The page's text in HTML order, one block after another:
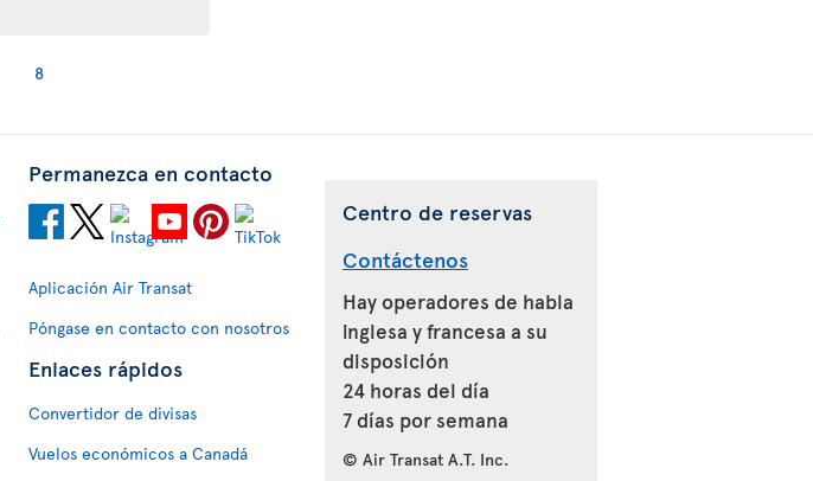
8
Permanezca en contacto
Aplicación Air Transat
Póngase en contacto con nosotros
Enlaces rápidos
Convertidor de divisas
Vuelos económicos a Canadá
Centro de reservas
Contáctenos
Hay operadores de habla
inglesa y francesa a su
disposición
24 horas del día
7 días por semana
© Air Transat A.T. Inc.